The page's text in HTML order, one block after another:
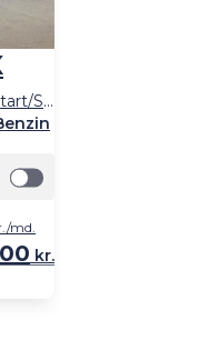
1,2 Direct Injection Turbo Innovation Start/Stop 130HK 5d 6g
kr.
md.